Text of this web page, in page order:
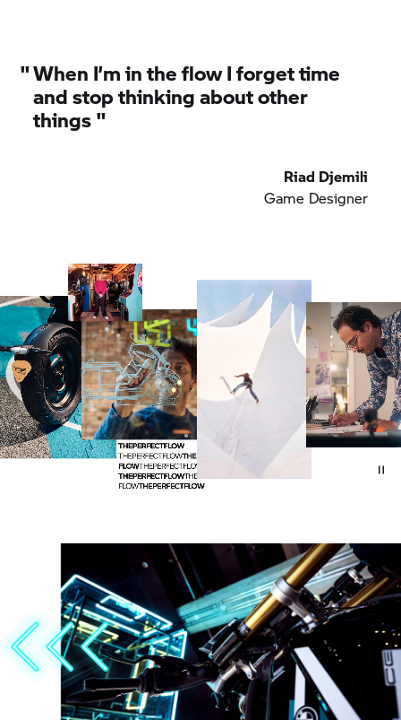
"When I’m in the flow I forget time
and stop thinking about other
things"
Riad Djemili
Game Designer